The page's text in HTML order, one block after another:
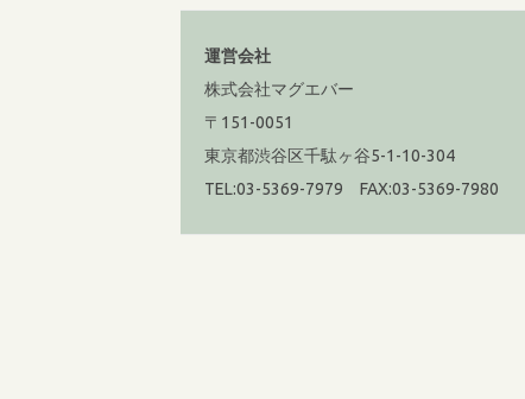
運営会社
株式会社マグエバー
〒151-0051
東京都渋谷区千駄ヶ谷5-1-10-304
TEL:03-5369-7979 FAX:03-5369-7980